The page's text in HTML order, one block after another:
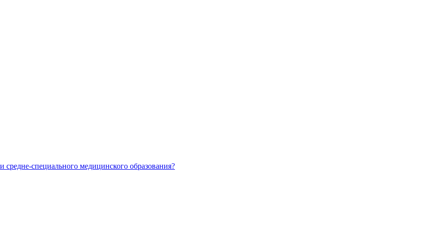
специального медицинского образования?